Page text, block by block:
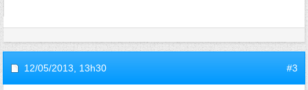
12/05/2013, 13h30 #3